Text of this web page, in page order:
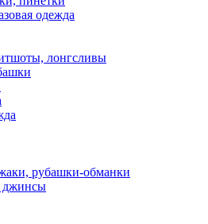
одежда
лонгсливы
рубашки-обманки
джинсы